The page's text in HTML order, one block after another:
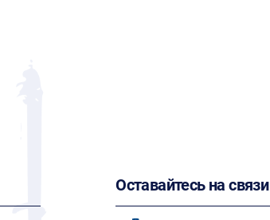
Оставайтесь на связи